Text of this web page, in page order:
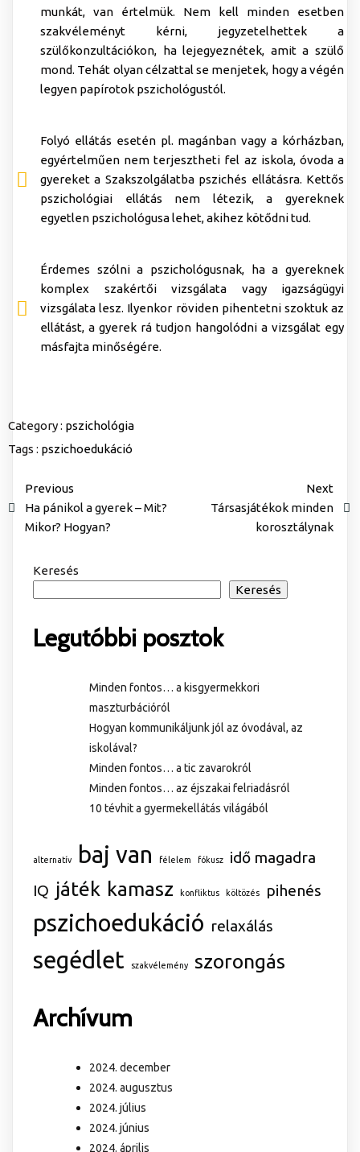
munkát, van értelmük. Nem kell minden esetben
szakvéleményt kérni, jegyzetelhettek a
szülőkonzultációkon, ha lejegyeznétek, amit a szülő
mond. Tehát olyan célzattal se menjetek, hogy a végén
legyen papírotok pszichológustól.
Folyó ellátás esetén pl. magánban vagy a kórházban,
egyértelműen nem terjesztheti fel az iskola, óvoda a
gyereket a Szakszolgálatba pszichés ellátásra. Kettős
pszichológiai ellátás nem létezik, a gyereknek
egyetlen pszichológusa lehet, akihez kötődni tud.
Érdemes szólni a pszichológusnak, ha a gyereknek
komplex szakértői vizsgálata vagy igazságügyi
vizsgálata lesz. Ilyenkor röviden pihentetni szoktuk az
ellátást, a gyerek rá tudjon hangolódni a vizsgálat egy
másfajta minőségére.
Category : pszichológia
Tags : pszichoedukáció
Previous
Ha pánikol a gyerek – Mit?
Mikor? Hogyan?
Next
Társasjátékok minden
korosztálynak
Keresés
Keresés
Legutóbbi posztok
Minden fontos… a kisgyermekkori
maszturbációról
Hogyan kommunikáljunk jól az óvodával, az
iskolával?
Minden fontos… a tic zavarokról
Minden fontos… az éjszakai felriadásról
10 tévhit a gyermekellátás világából
alternatív baj van félelem fókusz
idő magadra
IQ játék kamasz konfliktus költözés pihenés
pszichoedukáció relaxálás
segédlet szakvélemény szorongás
Archívum
2024. december
2024. augusztus
2024. július
2024. június
2024. április